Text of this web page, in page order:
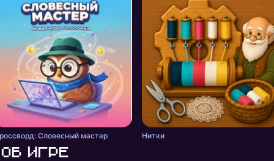
Словесный мастер Нитки
Об игре